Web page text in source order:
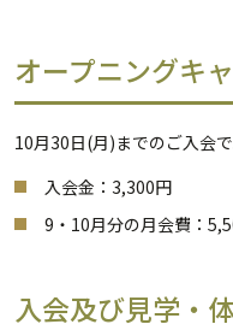
オープニングキ
10月30日(月)までのご入会
入会金：3,300円
9・10月分の月会費：
入会及び見学・